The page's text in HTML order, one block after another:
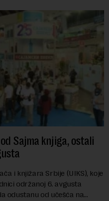
Sajma knjiga, ostali
i knjižara Srbije (UIKS), koje
održanoj 6. avgusta
odustanu od učešća na